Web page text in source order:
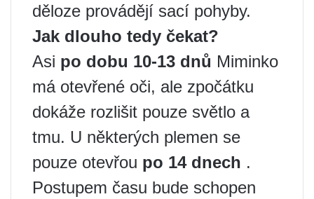
děloze provádějí sací pohyby.
Jak dlouho tedy čekat?
Asi po dobu 10-13 dnů Miminko
má otevřené oči, ale zpočátku
dokáže rozlišit pouze světlo a
tmu. U některých plemen se
pouze otevřou po 14 dnech .
Postupem času bude schopen